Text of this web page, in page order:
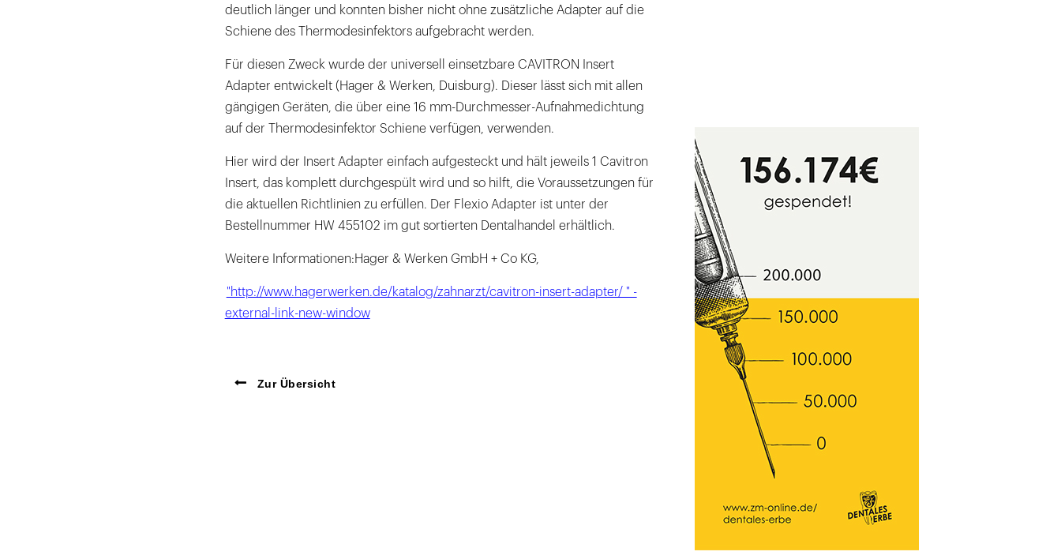
deutlich länger und konnten bisher nicht ohne zusätzliche Adapter auf die
Schiene des Thermodesinfektors aufgebracht werden.
Für diesen Zweck wurde der universell einsetzbare CAVITRON Insert
Adapter entwickelt (Hager & Werken, Duisburg). Dieser lässt sich mit allen
gängigen Geräten, die über eine 16 mm-Durchmesser-Aufnahmedichtung
auf der Thermodesinfektor Schiene verfügen, verwenden.
Hier wird der Insert Adapter einfach aufgesteckt und hält jeweils 1 Cavitron
Insert, das komplett durchgespült wird und so hilft, die Voraussetzungen für
die aktuellen Richtlinien zu erfüllen. Der Flexio Adapter ist unter der
Bestellnummer HW 455102 im gut sortierten Dentalhandel erhältlich.
Weitere Informationen:Hager & Werken GmbH + Co KG,
"http://www.hagerwerken.de/katalog/zahnarzt/cavitron-insert-adapter/ " -
external-link-new-window
Zur Übersicht